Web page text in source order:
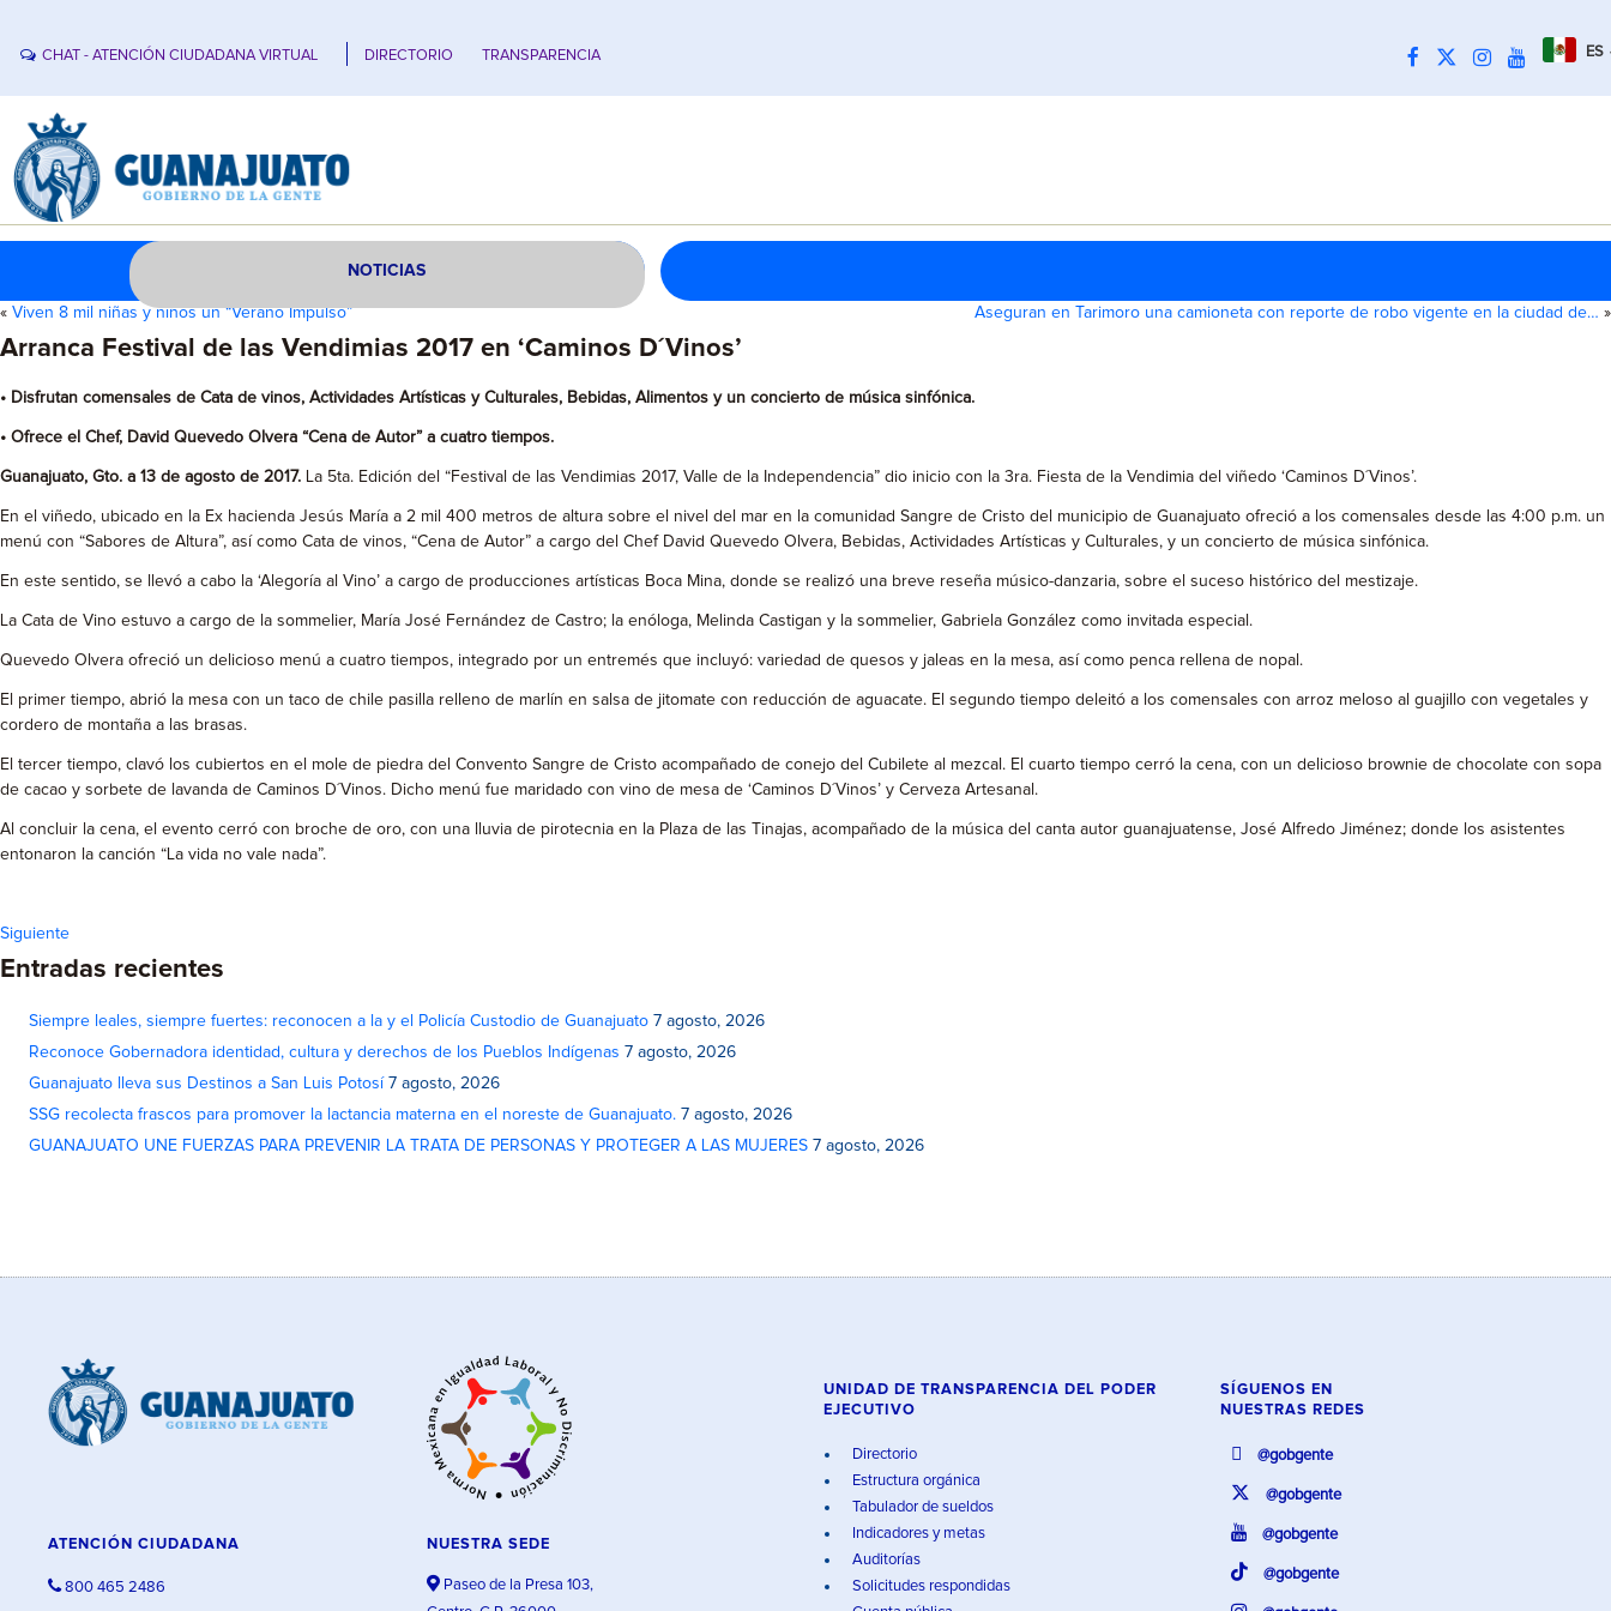
CHAT - ATENCIÓN CIUDADANA VIRTUAL DIRECTORIO TRANSPARENCIA ES
NOTICIAS
« Viven 8 mil niñas y niños un “Verano Impulso” Aseguran en Tarimoro una camioneta con reporte de robo vigente en la ciudad de… »
Arranca Festival de las Vendimias 2017 en ‘Caminos D´Vinos’
• Disfrutan comensales de Cata de vinos, Actividades Artísticas y Culturales, Bebidas, Alimentos y un concierto de música sinfónica.
• Ofrece el Chef, David Quevedo Olvera “Cena de Autor” a cuatro tiempos.
Guanajuato, Gto. a 13 de agosto de 2017. La 5ta. Edición del “Festival de las Vendimias 2017, Valle de la Independencia” dio inicio con la 3ra. Fiesta de la Vendimia del viñedo ‘Caminos D´Vinos’.
En el viñedo, ubicado en la Ex hacienda Jesús María a 2 mil 400 metros de altura sobre el nivel del mar en la comunidad Sangre de Cristo del municipio de Guanajuato ofreció a los comensales desde las 4:00 p.m. un
menú con “Sabores de Altura”, así como Cata de vinos, “Cena de Autor” a cargo del Chef David Quevedo Olvera, Bebidas, Actividades Artísticas y Culturales, y un concierto de música sinfónica.
En este sentido, se llevó a cabo la ‘Alegoría al Vino’ a cargo de producciones artísticas Boca Mina, donde se realizó una breve reseña músico-danzaria, sobre el suceso histórico del mestizaje.
La Cata de Vino estuvo a cargo de la sommelier, María José Fernández de Castro; la enóloga, Melinda Castigan y la sommelier, Gabriela González como invitada especial.
Quevedo Olvera ofreció un delicioso menú a cuatro tiempos, integrado por un entremés que incluyó: variedad de quesos y jaleas en la mesa, así como penca rellena de nopal.
El primer tiempo, abrió la mesa con un taco de chile pasilla relleno de marlín en salsa de jitomate con reducción de aguacate. El segundo tiempo deleitó a los comensales con arroz meloso al guajillo con vegetales y
cordero de montaña a las brasas.
El tercer tiempo, clavó los cubiertos en el mole de piedra del Convento Sangre de Cristo acompañado de conejo del Cubilete al mezcal. El cuarto tiempo cerró la cena, con un delicioso brownie de chocolate con sopa
de cacao y sorbete de lavanda de Caminos D´Vinos. Dicho menú fue maridado con vino de mesa de ‘Caminos D´Vinos’ y Cerveza Artesanal.
Al concluir la cena, el evento cerró con broche de oro, con una lluvia de pirotecnia en la Plaza de las Tinajas, acompañado de la música del canta autor guanajuatense, José Alfredo Jiménez; donde los asistentes
entonaron la canción “La vida no vale nada”.
Siguiente
Entradas recientes
Siempre leales, siempre fuertes: reconocen a la y el Policía Custodio de Guanajuato 7 agosto, 2026
Reconoce Gobernadora identidad, cultura y derechos de los Pueblos Indígenas 7 agosto, 2026
Guanajuato lleva sus Destinos a San Luis Potosí 7 agosto, 2026
SSG recolecta frascos para promover la lactancia materna en el noreste de Guanajuato. 7 agosto, 2026
GUANAJUATO UNE FUERZAS PARA PREVENIR LA TRATA DE PERSONAS Y PROTEGER A LAS MUJERES 7 agosto, 2026
ATENCIÓN CIUDADANA
800 465 2486
NUESTRA SEDE
Paseo de la Presa 103,
UNIDAD DE TRANSPARENCIA DEL PODER
EJECUTIVO
Directorio
Estructura orgánica
Tabulador de sueldos
Indicadores y metas
Auditorías
Solicitudes respondidas
SÍGUENOS EN
NUESTRAS REDES
@gobgente
@gobgente
@gobgente
@gobgente